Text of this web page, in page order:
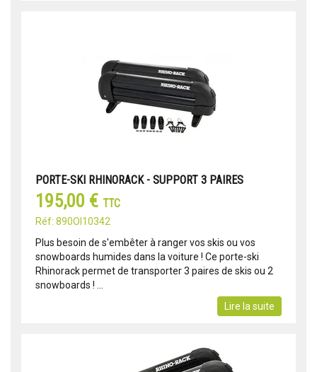
PORTE-SKI RHINORACK - SUPPORT 3 PAIRES
195,00 € TTC
Réf: 890OI10342
Plus besoin de s'embêter à ranger vos skis ou vos
snowboards humides dans la voiture ! Ce porte-ski
Rhinorack permet de transporter 3 paires de skis ou 2
snowboards ! ...
Lire la suite